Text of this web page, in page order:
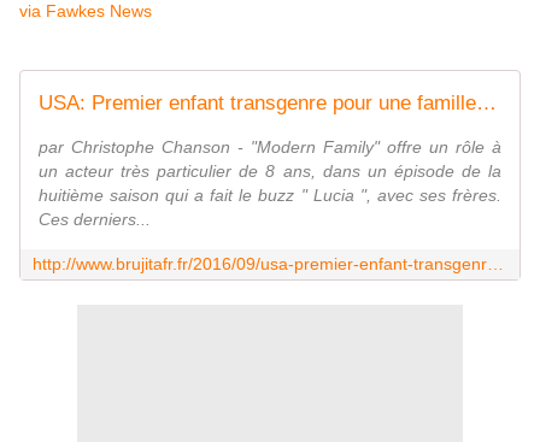
via Fawkes News
USA: Premier enfant transgenre pour une famille moderne dans "Modern Family" - MOINS de BIENS PLUS de LIENS
par Christophe Chanson - "Modern Family" offre un rôle à
un acteur très particulier de 8 ans, dans un épisode de la
huitième saison qui a fait le buzz " Lucia ", avec ses frères.
Ces derniers...